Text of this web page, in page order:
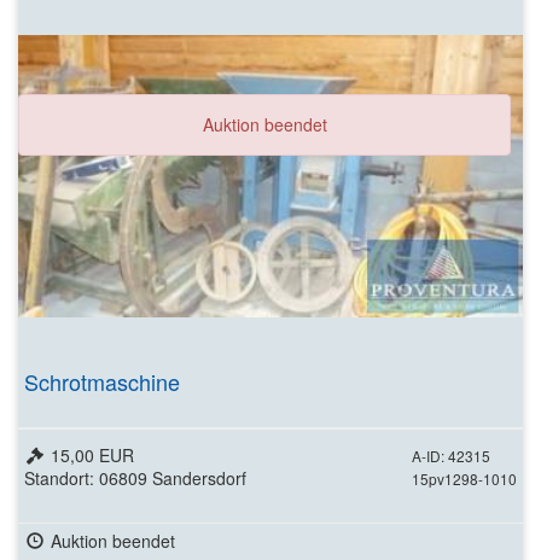
Auktion beendet
Schrotmaschine
A-ID: 42315
15pv1298-1010
15,00 EUR
Standort: 06809 Sandersdorf
Auktion beendet